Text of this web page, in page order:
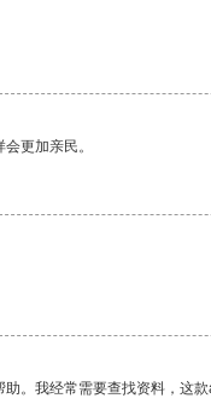
更加亲民。
。我经常需要查找资料，这